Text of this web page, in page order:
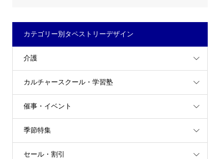
カテゴリー別タペストリーデザイン
介護
カルチャースクール・学習塾
催事・イベント
季節特集
セール・割引